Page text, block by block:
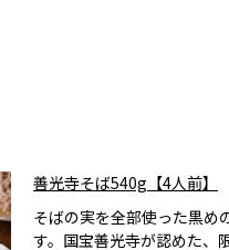
善光寺そば540g【4人前】
そばの実を全部使った黒め
す。国宝善光寺が認めた、